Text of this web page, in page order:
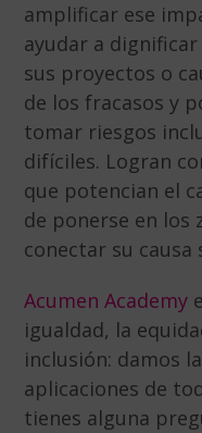
amplificar ese
ayudar a
sus proyectos o
de los fracasos y
tomar riesgos
difíciles. Logran
que potencian el
de ponerse en los
conectar su causa
Acumen Academy
igualdad, la
inclusión: damos
aplicaciones de
tienes alguna